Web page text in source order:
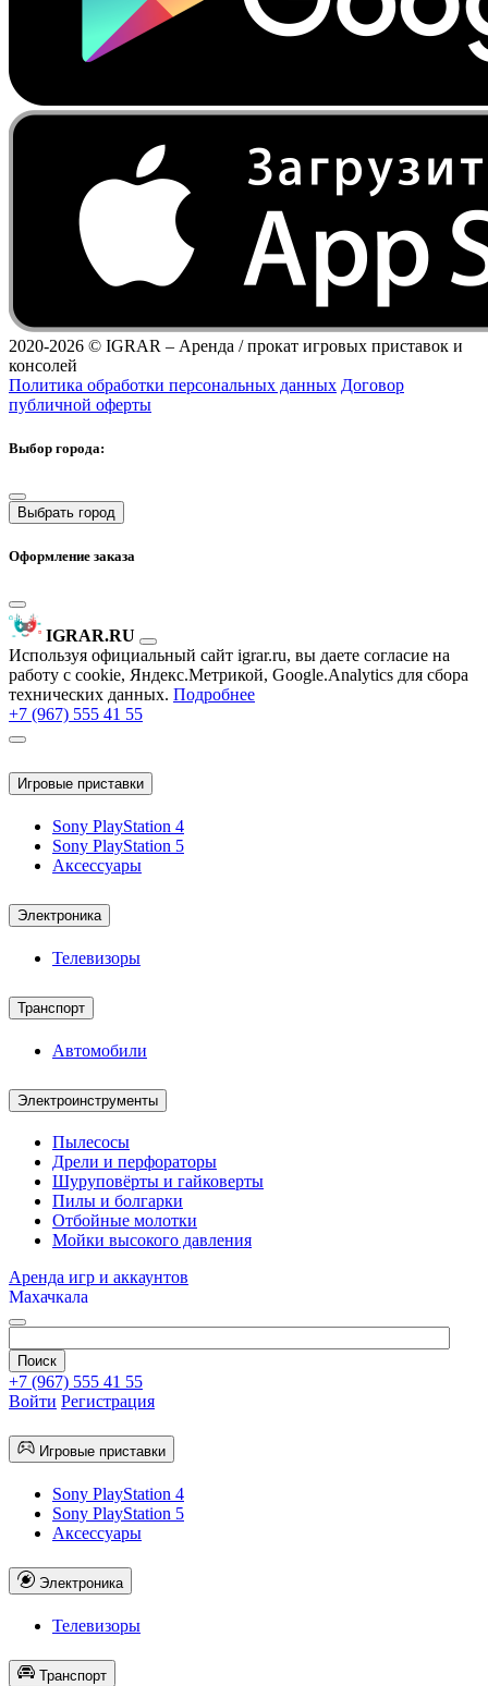
2020-2026 © IGRAR – Аренда / прокат игровых приставок и
консолей
Политика обработки персональных данных Договор
публичной оферты
Выбор города:
Выбрать город
Оформление заказа
IGRAR.RU
Используя официальный сайт igrar.ru, вы даете согласие на
работу с cookie, Яндекс.Метрикой, Google.Analytics для сбора
технических данных. Подробнее
+7 (967) 555 41 55
Игровые приставки
Sony PlayStation 4
Sony PlayStation 5
Аксессуары
Электроника
Телевизоры
Транспорт
Автомобили
Электроинструменты
Пылесосы
Дрели и перфораторы
Шуруповёрты и гайковерты
Пилы и болгарки
Отбойные молотки
Мойки высокого давления
Аренда игр и аккаунтов
Махачкала
+7 (967) 555 41 55
Войти Регистрация
Игровые приставки
Sony PlayStation 4
Sony PlayStation 5
Аксессуары
Электроника
Телевизоры
Транспорт